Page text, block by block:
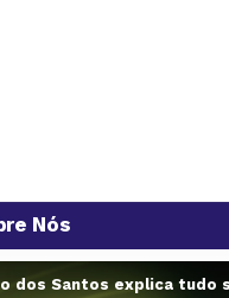
Nós
dos Santos explica tudo